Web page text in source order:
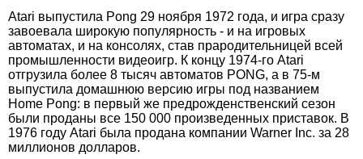
Atari выпустила Pong 29 ноября 1972 года, и игра сразу
завоевала широкую популярность - и на игровых
автоматах, и на консолях, став прародительницей всей
промышленности видеоигр. К концу 1974-го Atari
отгрузила более 8 тысяч автоматов PONG, а в 75-м
выпустила домашнюю версию игры под названием
Home Pong: в первый же предрожденственский сезон
были проданы все 150 000 произведенных приставок. В
1976 году Atari была продана компании Warner Inc. за 28
миллионов долларов.